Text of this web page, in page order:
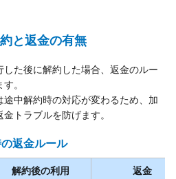
と返金の有無
た後に解約した場合、返金のルー
。
中解約時の対応が変わるため、加
トラブルを防げます。
返金ルール
解約後の利用 返金